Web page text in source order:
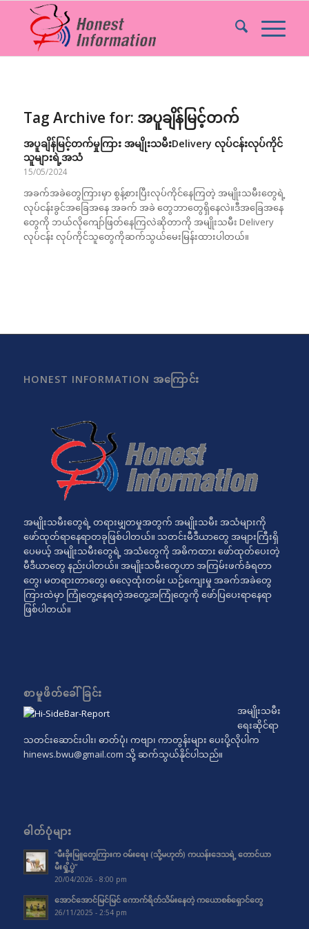
Tag Archive for: အပူချိန်မြင့်တက်
အပူချိန်မြင့်တက်မှုကြား အမျိုးသမီးDelivery လုပ်ငန်းလုပ်ကိုင်
သူများရဲ့အသံ
15/05/2024
အခက်အခဲတွေကြားမှာ စွန့်စားပြီးလုပ်ကိုင်နေကြတဲ့ အမျိုးသမီးတွေရဲ့
လုပ်ငန်းခွင်အခြေအနေ အခက် အခဲ တွေဘာတွေရှိနေလဲ။ဒီအခြေအနေ
တွေကို ဘယ်လိုကျော်ဖြတ်နေကြလဲဆိုတာကို အမျိုးသမီး Delivery
လုပ်ငန်း လုပ်ကိုင်သူတွေကိုဆက်သွယ်မေးမြန်းထားပါတယ်။
HONEST INFORMATION အကြောင်း
အမျိုးသမီးတွေရဲ့ တရားမျှတမှုအတွက် အမျိုးသမီး အသံများကို
ဖော်ထုတ်ရာနေရာတခုဖြစ်ပါတယ်။ သတင်းမီဒီယာတွေ အများကြီးရှိ
ပေမယ့် အမျိုးသမီးတွေရဲ့ အသံတွေကို အဓိကထား ဖော်ထုတ်ပေးတဲ့
မီဒီယာတွေ နည်းပါတယ်။ အမျိုးသမီးတွေဟာ အကြမ်းဖက်ခံရတာ
တွေ၊ မတရားတာတွေ၊ ဓလေ့ထုံးတမ်း ယဉ်ကျေးမှု အခက်အခဲတွေ
ကြားထဲမှာ ကြုံတွေ့နေရတဲ့အတွေ့အကြုံတွေကို ဖော်ပြပေးရာနေရာ
ဖြစ်ပါတယ်။
စာမူဖိတ်ခေါ်ခြင်း
အမျိုးသမီး
ရေးဆိုင်ရာ
သတင်းဆောင်းပါး၊ ဓာတ်ပုံ၊ ကဗျာ၊ ကာတွန်းများ ပေးပို့လိုပါက
hinews.bwu@gmail.com သို့ ဆက်သွယ်နိုင်ပါသည်။
ဓါတ်ပုံများ
“မီးခိုးမြူတွေကြားက ဝမ်းရေး (သို့မဟုတ်) ကယန်းဒေသရဲ့ တောင်ယာ
မီးရှို့ပွဲ”
20/04/2026 - 8:00 pm
အောင်အောင်မြင်မြင် ကောက်ရိတ်သိမ်းနေတဲ့ ကယောစစ်ရှောင်တွေ
26/11/2025 - 2:54 pm